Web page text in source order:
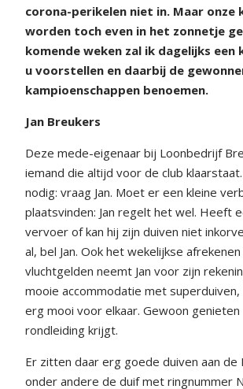
corona-perikelen niet in. Maar onze
worden toch even in het zonnetje
komende weken zal ik dagelijks een
u voorstellen en daarbij de
kampioenschappen benoemen.
Jan Breukers
Deze mede-eigenaar bij Loonbedrijf
iemand die altijd voor de club
nodig: vraag Jan. Moet er een kleine
plaatsvinden: Jan regelt het wel. Heeft
vervoer of kan hij zijn duiven niet
al, bel Jan. Ook het wekelijkse
vluchtgelden neemt Jan voor zijn
mooie accommodatie met superduiven,
erg mooi voor elkaar. Gewoon genieten
rondleiding krijgt.
Er zitten daar erg goede duiven aan de
onder andere de duif met ringnummer